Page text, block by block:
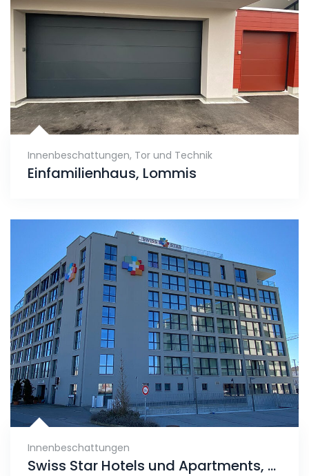
Innenbeschattungen, Tor und Technik
Einfamilienhaus, Lommis
Innenbeschattungen
Swiss Star Hotels und Apartments, Raum Zürich